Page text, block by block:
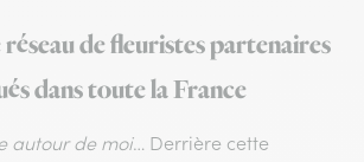
de fleuristes partenaires
dans toute la France
autour de moi… Derrière cette